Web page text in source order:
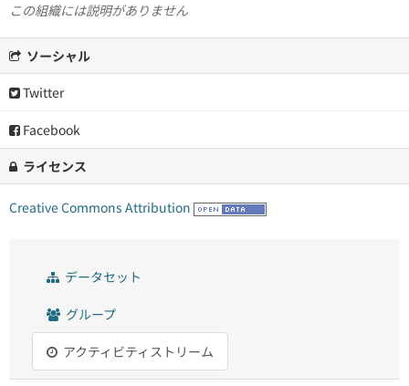
この組織には説明がありません
ソーシャル
Twitter
Facebook
ライセンス
Creative Commons Attribution
データセット
グループ
アクティビティストリーム